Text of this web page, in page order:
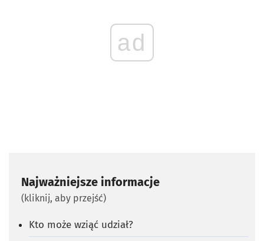
ad
Najważniejsze informacje
(kliknij, aby przejść)
Kto może wziąć udział?